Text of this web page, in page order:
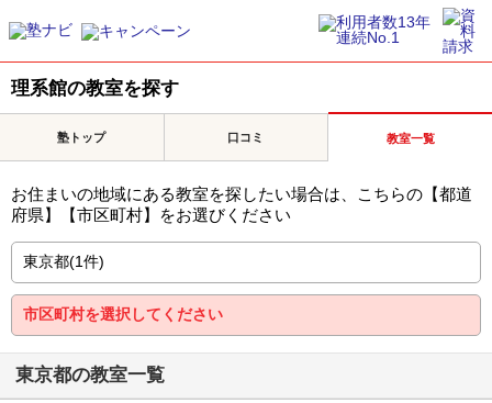
理系館の教室を探す
塾トップ 口コミ 教室一覧
お住まいの地域にある教室を探したい場合は、こちらの【都道
府県】【市区町村】をお選びください
東京都の教室一覧